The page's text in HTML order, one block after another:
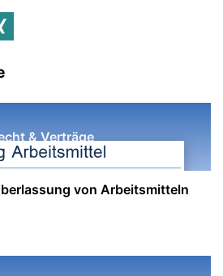
& Verträge
von Arbeitsmitteln